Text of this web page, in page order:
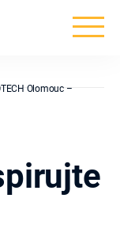
Olomouc –